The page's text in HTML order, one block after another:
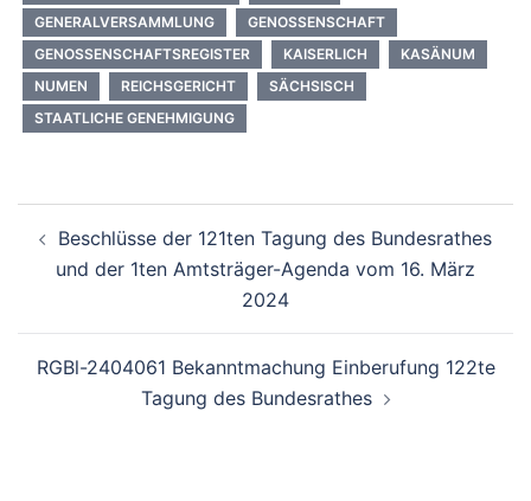
GENERALVERSAMMLUNG
GENOSSENSCHAFT
GENOSSENSCHAFTSREGISTER
KAISERLICH
KASÄNUM
NUMEN
REICHSGERICHT
SÄCHSISCH
STAATLICHE GENEHMIGUNG
Beschlüsse der 121ten Tagung des Bundesrathes
und der 1ten Amtsträger-Agenda vom 16. März
2024
RGBl-2404061 Bekanntmachung Einberufung 122te
Tagung des Bundesrathes